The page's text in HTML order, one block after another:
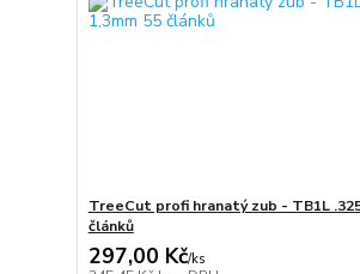
TreeCut profi hranatý zub - TB1L
článků
297,00 Kč/ks